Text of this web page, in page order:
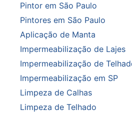
Pintor em São Paulo
Pintores em São Paulo
Aplicação de Manta
Impermeabilização de Lajes
Impermeabilização de
Impermeabilização em SP
Limpeza de Calhas
Limpeza de Telhado